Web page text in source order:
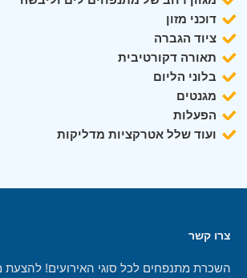
דוכני מזון
ציוד הגברה
תאורה דקורטיבית
בלוני הליום
מגנטים
הפעלות
ועוד שלל אטרקציות מדליקות
צרו קשר
השכרת מתנפחים לכל סוגי האירועים! להצעת